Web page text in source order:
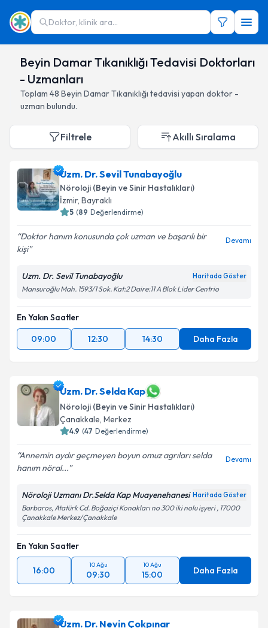
Doktor, klinik ara...
Beyin Damar Tıkanıklığı Tedavisi Doktorları
- Uzmanları
Toplam 48 Beyin Damar Tıkanıklığı tedavisi yapan doktor -
uzman bulundu.
Filtrele Akıllı Sıralama
Uzm. Dr. Sevil Tunabayoğlu
Nöroloji (Beyin ve Sinir Hastalıkları)
İzmir, Bayraklı
5 (89 Değerlendirme)
Doktor hanım konusunda çok uzman ve başarılı bir
kişi
Devamı
Uzm. Dr. Sevil Tunabayoğlu Haritada Göster
Mansuroğlu Mah. 1593/1 Sok. Kat:2 Daire:11 A Blok Lider Centrio
En Yakın Saatler
09:00
12:30 14:30 Daha Fazla
Uzm. Dr. Selda Kap
Nöroloji (Beyin ve Sinir Hastalıkları)
Çanakkale, Merkez
4.9 (47 Değerlendirme)
Annemin aydır geçmeyen boyun omuz agrıları selda
hanım nöral...
Devamı
Nöroloji Uzmanı Dr.Selda Kap Muayenehanesi Haritada Göster
Barbaros, Atatürk Cd. Boğaziçi Konakları no 300 iki nolu işyeri , 17000
Çanakkale Merkez/Çanakkale
En Yakın Saatler
16:00
10 Ağu
09:30
10 Ağu
15:00 Daha Fazla
Uzm. Dr. Nevin Çokpınar